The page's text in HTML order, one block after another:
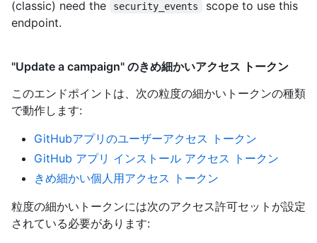
(classic) need the
security_events
scope to use this
endpoint.
"Update a campaign" のきめ細かいアクセス トークン
このエンドポイントは、次の粒度の細かいトークンの種類
で動作します:
GitHubアプリのユーザーアクセス トークン
GitHub アプリ インストール アクセス トークン
きめ細かい個人用アクセス トークン
粒度の細かいトークンには次のアクセス許可セットが設定
されている必要があります: